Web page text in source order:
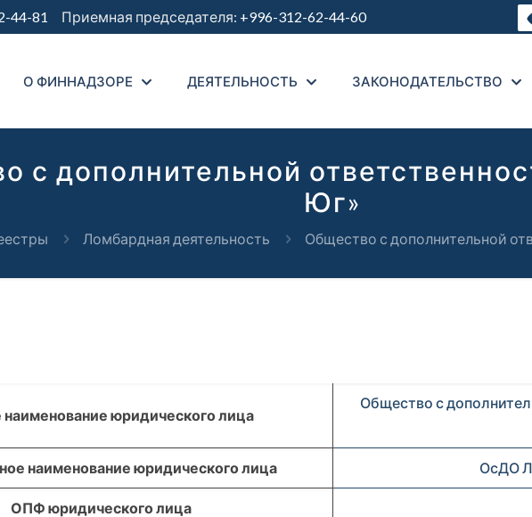
44-81 Приемная председателя: +996-312-62-44-60
О ФИННАДЗОРЕ ДЕЯТЕЛЬНОСТЬ ЗАКОНОДАТЕЛЬСТВО
с дополнительной
Юг»
Ломбардная деятельность Общество с дополнительной
наименование юридического лица
Общество с
наименование юридического лица ОсДО
ОПФ юридического лица